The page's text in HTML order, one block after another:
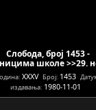
Слобода, број 1453 -
школе >>29.
XXXV Број: 1453
издавања: 1980-11-01